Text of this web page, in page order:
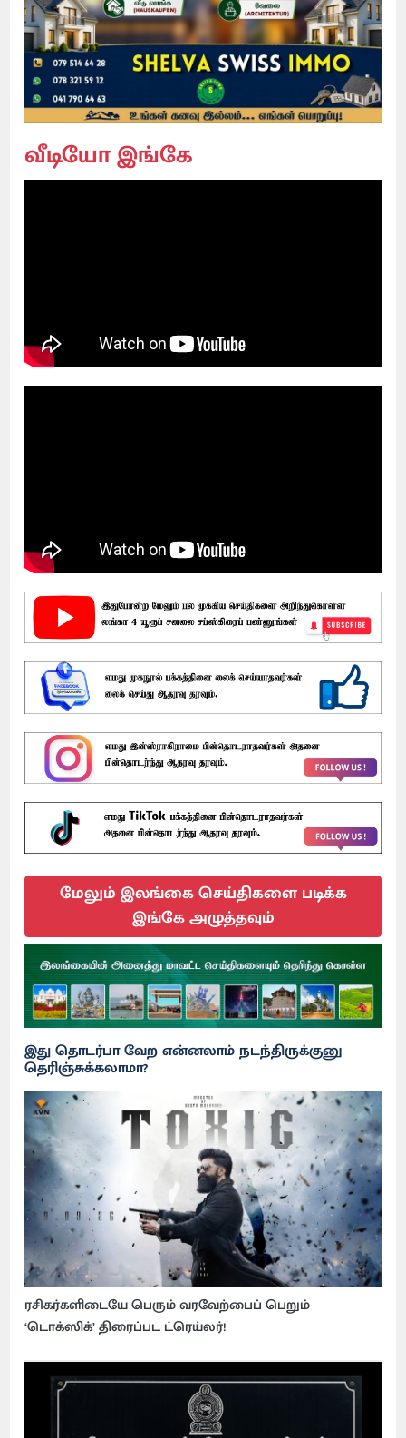
வீடியோ இங்கே
மேலும் இலங்கை செய்திகளை படிக்க
இங்கே அழுத்தவும்
இது தொடர்பா வேற என்னலாம் நடந்திருக்குனு
தெரிஞ்சுக்கலாமா?
ரசிகர்களிடையே பெரும் வரவேற்பைப் பெறும்
‘டொக்ஸிக்’ திரைப்பட ட்ரெய்லர்!